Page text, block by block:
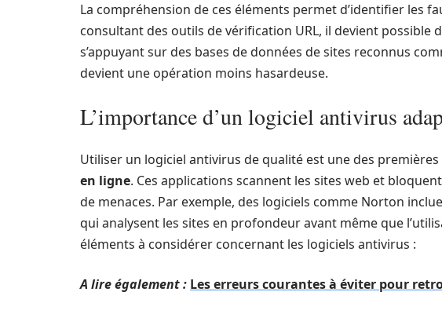
La compréhension de ces éléments permet d’identifier les
consultant des outils de vérification URL, il devient possible
s’appuyant sur des bases de données de sites reconnus
devient une opération moins hasardeuse.
L’importance d’un logiciel antivirus
Utiliser un logiciel antivirus de qualité est une des
en ligne. Ces applications scannent les sites web et
de menaces. Par exemple, des logiciels comme Norton
qui analysent les sites en profondeur avant même que
éléments à considérer concernant les logiciels antivirus :
A lire également : Les erreurs courantes à éviter pour